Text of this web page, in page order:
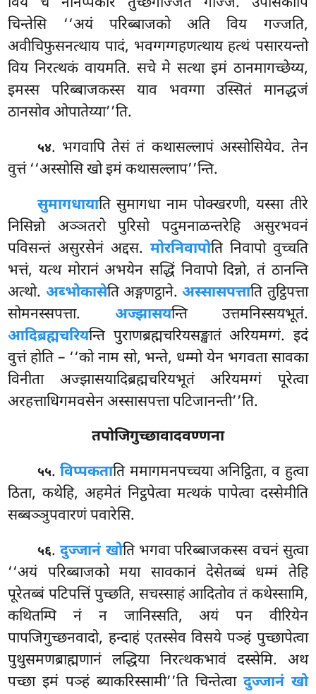
चिन्तेसि ‘‘अयं परिब्बाजको अति विय गज्जति,
अवीचिफुसनत्थाय पादं, भवग्गग्गहणत्थाय हत्थं पसारयन्तो
विय निरत्थकं वायमति. सचे मे सत्था इमं ठानमागच्छेय्य,
इमस्स परिब्बाजकस्सयाव भवग्गा उस्सितं मानद्धजं
ठानसोव ओपातेय्या’’ति.
५४. भगवापि तेसं तं कथासल्लापं अस्सोसियेव. तेन
वुत्तं ‘‘अस्सोसि खो इमं कथासल्लाप’’न्ति.
सुमागधायाति सुमागधा नाम पोक्खरणी, यस्सा तीरे
निसिन्नो अञ्ञतरो पुरिसो पदुमनाळन्तरेहि असुरभवनं
पविसन्तं असुरसेनं अद्दस. मोरनिवापोति निवापो वुच्चति
भत्तं, यत्थ मोरानं अभयेन सद्धिं निवापो दिन्नो, तं ठानन्ति
अत्थो. अब्भोकासेति अङ्गणट्ठाने.अस्सासपत्ताति तुट्ठिपत्ता
सोमनस्सपत्ता. अज्झासयन्ति उत्तमनिस्सयभूतं.
आदिब्रह्मचरियन्ति पुराणब्रह्मचरियसङ्खातं अरियमग्गं. इदं
वुत्तं होति – ‘‘को नाम सो, भन्ते, धम्मो येन भगवता सावका
विनीता अज्झासयादिब्रह्मचरियभूतं अरियमग्गं पूरेत्वा
अरहत्ताधिगमवसेन अस्सासपत्ता पटिजानन्ती’’ति.
तपोजिगुच्छावादवण्णना
५५.विप्पकताति ममागमनपच्चया अनिट्ठिता, व हुत्वा
ठिता, कथेहि, अहमेतं निट्ठपेत्वा मत्थकं पापेत्वा दस्सेमीति
सब्बञ्ञुपवारणं पवारेसि.
५६.दुज्जानं खोति भगवा परिब्बाजकस्स वचनं सुत्वा
‘‘अयं परिब्बाजको मया सावकानं देसेतब्बं धम्मं तेहि
पूरेतब्बं पटिपत्तिं पुच्छति, सचस्साहं आदितोव तं कथेस्सामि,
कथितम्पि नं न जानिस्सति, अयं पन वीरियेन
पापजिगुच्छनवादो, हन्दाहं एतस्सेव विसये पञ्हं पुच्छापेत्वा
पुथुसमणब्राह्मणानं लद्धिया निरत्थकभावं दस्सेमि. अथ
पच्छा इमं पञ्हं ब्याकरिस्सामी’’ति चिन्तेत्वा दुज्जानं खो